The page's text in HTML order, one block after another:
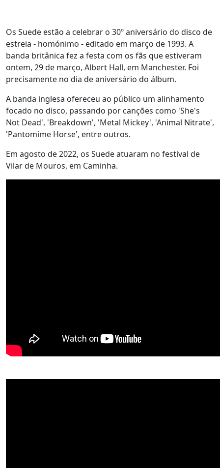
Os Suede estão a celebrar o 30º aniversário do disco de
estreia - homónimo - editado em março de 1993. A
banda britânica fez a festa com os fãs que estiveram
ontem, 29 de março, Albert Hall, em Manchester. Foi
precisamente no dia de aniversário do álbum.
A banda inglesa ofereceu ao público um alinhamento
focado no disco, passando por canções como 'She's
Not Dead', 'Breakdown', 'Metal Mickey', 'Animal Nitrate',
'Pantomime Horse', entre outros.
Em agosto de 2022, os Suede atuaram no festival de
Vilar de Mouros, em Caminha.